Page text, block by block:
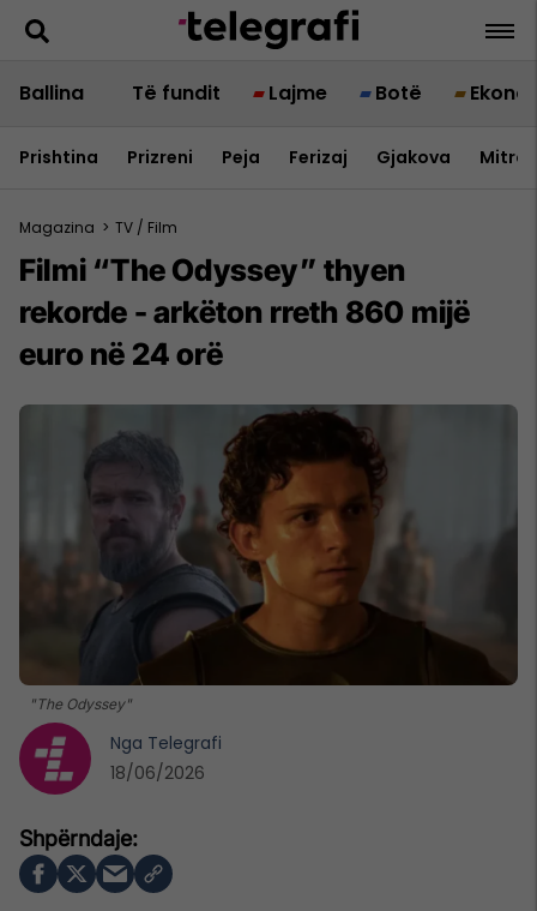
Ballina Të fundit Lajme Botë
Prishtina Prizreni Peja Ferizaj Gjakova
Magazina > TV / Film
Filmi “The Odyssey” thyen
rekorde - arkëton rreth 860 mijë
euro në 24 orë
"The Odyssey"
Nga Telegrafi
18/06/2026